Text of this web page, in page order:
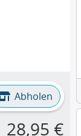
Abholen
28,95 €